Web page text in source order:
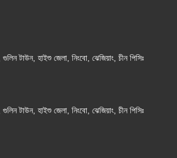
গুলিন টাউন, হাইশু জেলা, নিংবো, ঝেজিয়াং, চীন পিসিঃ
গুলিন টাউন, হাইশু জেলা, নিংবো, ঝেজিয়াং, চীন পিসিঃ